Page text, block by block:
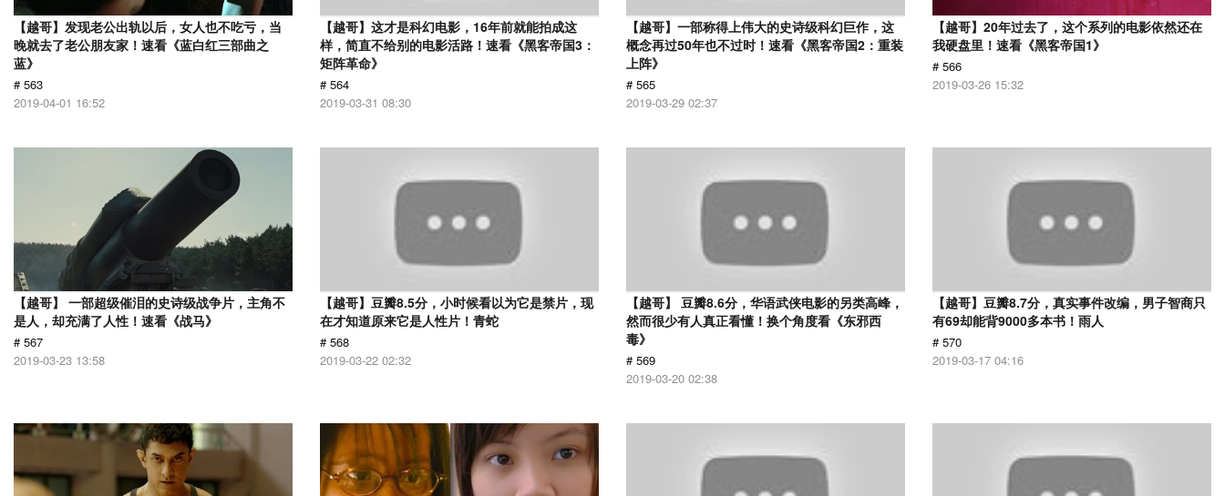
【越哥】发现老公出轨以后，女人也不吃亏，当
晚就去了老公朋友家！速看《蓝白红三部曲之
蓝》
# 563
2019-04-01 16:52
【越哥】这才是科幻电影，16年前就能拍成这
样，简直不给别的电影活路！速看《黑客帝国3：
矩阵革命》
# 564
2019-03-31 08:30
【越哥】一部称得上伟大的史诗级科幻巨作，这
概念再过50年也不过时！速看《黑客帝国2：重装
上阵》
# 565
2019-03-29 02:37
【越哥】20年过去了，这个系列的电影依然还在
我硬盘里！速看《黑客帝国1》
# 566
2019-03-26 15:32
【越哥】 一部超级催泪的史诗级战争片，主角不
是人，却充满了人性！速看《战马》
# 567
2019-03-23 13:58
【越哥】豆瓣8.5分，小时候看以为它是禁片，现
在才知道原来它是人性片！青蛇
# 568
2019-03-22 02:32
【越哥】 豆瓣8.6分，华语武侠电影的另类高峰，
然而很少有人真正看懂！换个角度看《东邪西
毒》
# 569
2019-03-20 02:38
【越哥】豆瓣8.7分，真实事件改编，男子智商只
有69却能背9000多本书！雨人
# 570
2019-03-17 04:16